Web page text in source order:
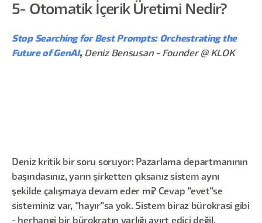
5- Otomatik İçerik Üretimi Nedir?
Stop Searching for Best Prompts: Orchestrating the
Future of GenAI, Deniz Bensusan - Founder @ KLOK
Deniz kritik bir soru soruyor: Pazarlama departmanının
başındasınız, yarın şirketten çıksanız sistem aynı
şekilde çalışmaya devam eder mi? Cevap "evet"se
sisteminiz var, "hayır"sa yok. Sistem biraz bürokrasi gibi